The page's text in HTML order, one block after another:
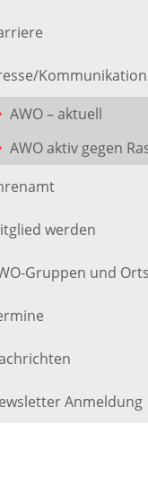
Kommunikation
AWO – aktuell
AWO aktiv gegen
werden
Gruppen und
Anmeldung